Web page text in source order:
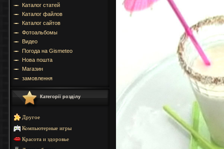
Каталог статей
Каталог файлов
Каталог сайтов
Фотоальбомы
Видео
Погода на Gismeteo
Нова пошта
Магазин
замовлення
Категорії розділу
Другое
Компьютерные игры
Красота и здоровье